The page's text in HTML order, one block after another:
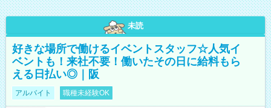
未読
好きな場所で働けるイベントスタッフ☆人気イ
ベントも！来社不要！働いたその日に給料もら
える日払い◎｜阪
アルバイト 職種未経験OK